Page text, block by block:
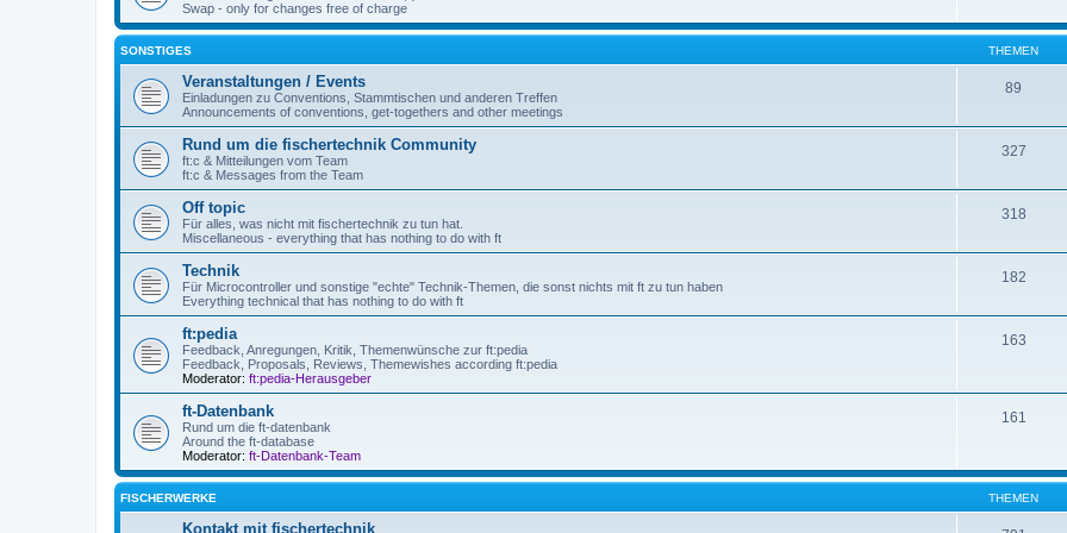
Swap - only for changes free of charge
SONSTIGES THEMEN
Veranstaltungen / Events
Einladungen zu Conventions, Stammtischen und anderen Treffen
Announcements of conventions, get-togethers and other meetings
89
Rund um die fischertechnik Community
ft:c & Mitteilungen vom Team
ft:c & Messages from the Team
327
Off topic
Für alles, was nicht mit fischertechnik zu tun hat.
Miscellaneous - everything that has nothing to do with ft
318
Technik
Für Microcontroller und sonstige "echte" Technik-Themen, die sonst nichts mit ft zu tun haben
Everything technical that has nothing to do with ft
182
ft:pedia
Feedback, Anregungen, Kritik, Themenwünsche zur ft:pedia
Feedback, Proposals, Reviews, Themewishes according ft:pedia
Moderator: ft:pedia-Herausgeber
163
ft-Datenbank
Rund um die ft-datenbank
Around the ft-database
Moderator: ft-Datenbank-Team
161
FISCHERWERKE THEMEN
Kontakt mit fischertechnik